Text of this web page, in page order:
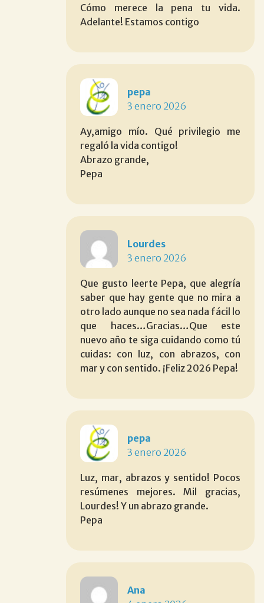
Cómo merece la pena tu vida.
Adelante! Estamos contigo
pepa
3 enero 2026
Ay,amigo mío. Qué privilegio me
regaló la vida contigo!
Abrazo grande,
Pepa
Lourdes
3 enero 2026
Que gusto leerte Pepa, que alegría
saber que hay gente que no mira a
otro lado aunque no sea nada fácil lo
que haces…Gracias…Que este
nuevo año te siga cuidando como tú
cuidas: con luz, con abrazos, con
mar y con sentido. ¡Feliz 2026 Pepa!
pepa
3 enero 2026
Luz, mar, abrazos y sentido! Pocos
resúmenes mejores. Mil gracias,
Lourdes! Y un abrazo grande.
Pepa
Ana